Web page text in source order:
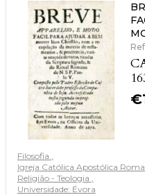
€
Filosofia
Igreja Católica Apostólica
Religião - Teologia
Universidade: Évora